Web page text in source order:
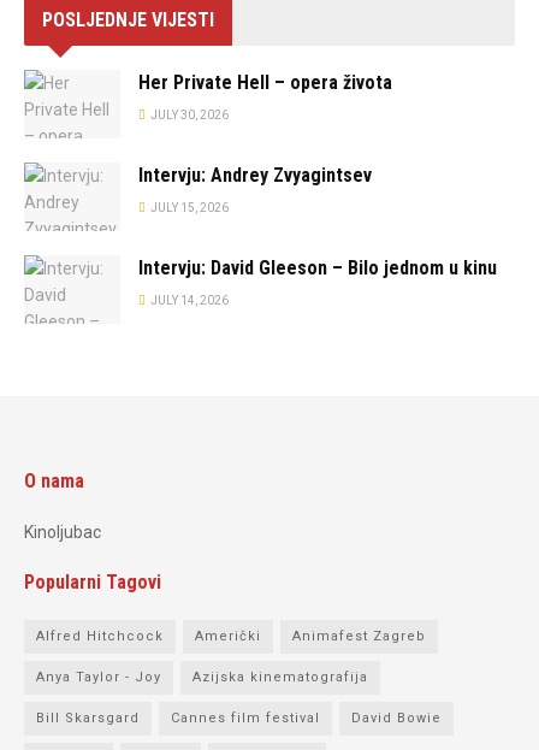
POSLJEDNJE VIJESTI
Her Private Hell – opera života
JULY 30, 2026
Intervju: Andrey Zvyagintsev
JULY 15, 2026
Intervju: David Gleeson – Bilo jednom u kinu
JULY 14, 2026
O nama
Kinoljubac
Popularni Tagovi
Alfred Hitchcock Američki Animafest Zagreb
Anya Taylor - Joy Azijska kinematografija
Bill Skarsgard Cannes film festival David Bowie